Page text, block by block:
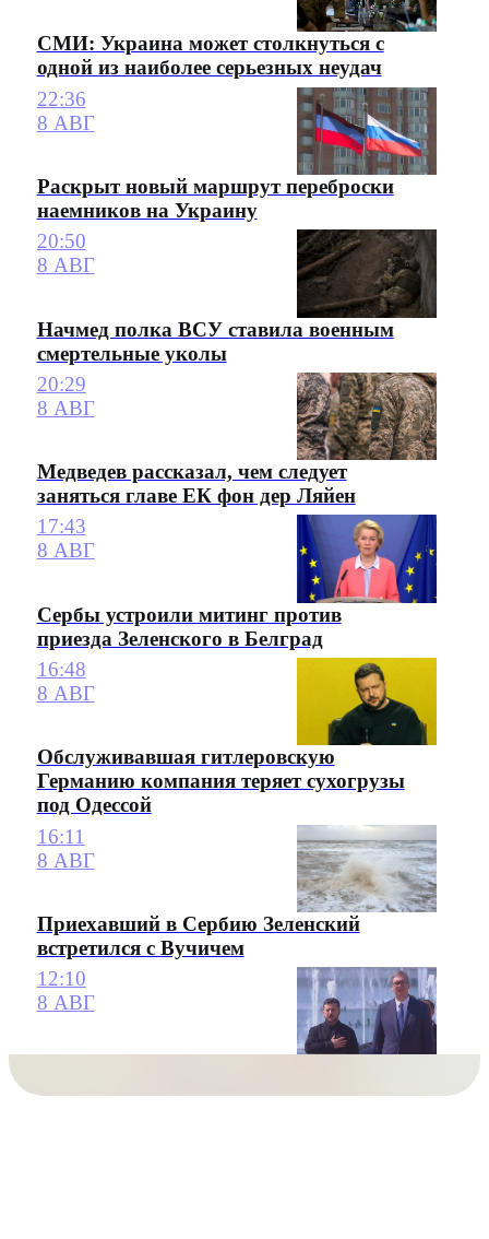
СМИ: Украина может столкнуться с
одной из наиболее серьезных неудач
22:36
8 АВГ
Раскрыт новый маршрут переброски
наемников на Украину
20:50
8 АВГ
Начмед полка ВСУ ставила военным
смертельные уколы
20:29
8 АВГ
Медведев рассказал, чем следует
заняться главе ЕК фон дер Ляйен
17:43
8 АВГ
Сербы устроили митинг против
приезда Зеленского в Белград
16:48
8 АВГ
Обслуживавшая гитлеровскую
Германию компания теряет сухогрузы
под Одессой
16:11
8 АВГ
Приехавший в Сербию Зеленский
встретился с Вучичем
12:10
8 АВГ